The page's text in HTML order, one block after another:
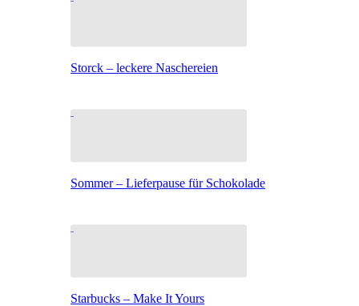
Storck – leckere Naschereien
Sommer – Lieferpause für Schokolade
Starbucks – Make It Yours